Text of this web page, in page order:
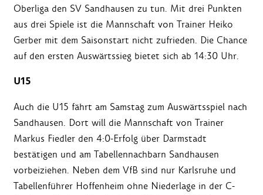
Oberliga den SV Sandhausen zu tun. Mit drei Punkten
aus drei Spiele ist die Mannschaft von Trainer Heiko
Gerber mit dem Saisonstart nicht zufrieden. Die Chance
auf den ersten Auswärtssieg bietet sich ab 14:30 Uhr.
U15
Auch die U15 fährt am Samstag zum Auswärtsspiel nach
Sandhausen. Dort will die Mannschaft von Trainer
Markus Fiedler den 4:0-Erfolg über Darmstadt
bestätigen und am Tabellennachbarn Sandhausen
vorbeiziehen. Neben dem VfB sind nur Karlsruhe und
Tabellenführer Hoffenheim ohne Niederlage in der C-